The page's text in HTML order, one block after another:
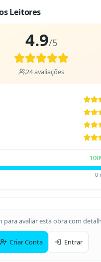
Leitores
4.9/5
24avaliações
100
0
para avaliar esta obra com
Criar Conta Entrar